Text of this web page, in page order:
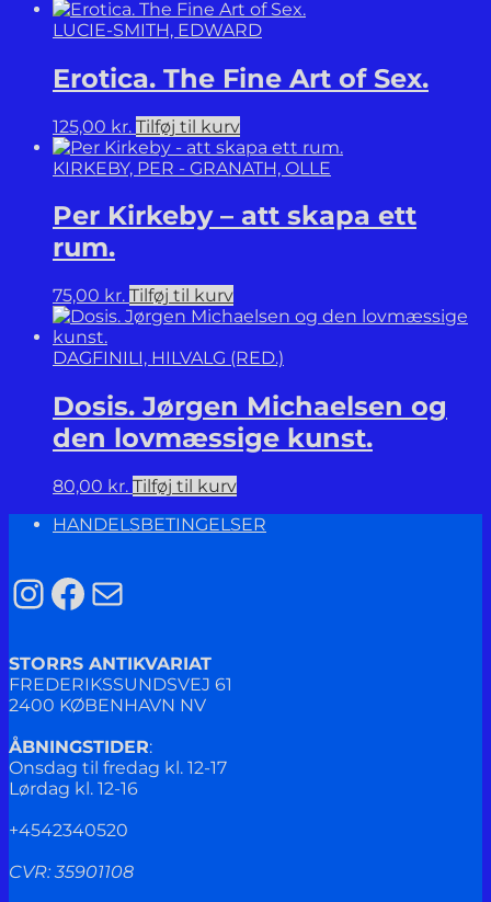
Albano,
Frascati
Nemi.
LUCIE-SMITH, EDWARD
Erotica. The Fine Art of Sex.
125,00 kr. Tilføj til kurv
KIRKEBY, PER - GRANATH, OLLE
Per Kirkeby – att skapa ett
rum.
75,00 kr. Tilføj til kurv
DAGFINILI, HILVALG (RED.)
Dosis. Jørgen Michaelsen og
den lovmæssige kunst.
80,00 kr. Tilføj til kurv
HANDELSBETINGELSER
Instagram
Facebook
Mail
STORRS ANTIKVARIAT
FREDERIKSSUNDSVEJ 61
2400 KØBENHAVN NV
ÅBNINGSTIDER:
Onsdag til fredag kl. 12-17
Lørdag kl. 12-16
+4542340520
CVR: 35901108